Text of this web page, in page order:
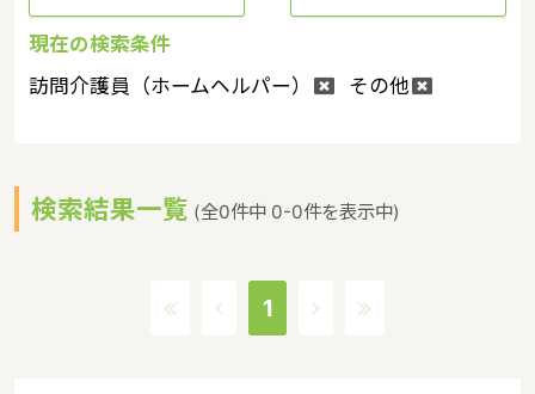
現在の検索条件
訪問介護員（ホームヘルパー）
その他
検索結果一覧 (全0件中 0-0件を表示中)
1